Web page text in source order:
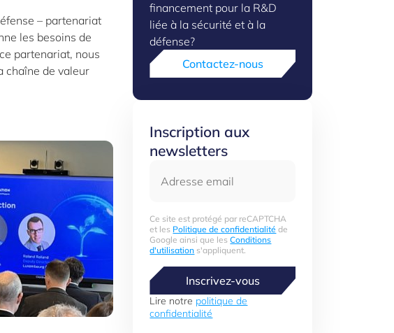
– partenariat
les besoins de
partenariat, nous
chaîne de valeur
financement pour la R&D
liée à la sécurité et à la
défense?
Contactez-nous
Inscription aux
newsletters
Ce site est protégé par reCAPTCHA
et les Politique de confidentialité de
Google ainsi que lesConditions
d'utilisation s'appliquent.
Inscrivez-vous
Lire notre politique de
confidentialité